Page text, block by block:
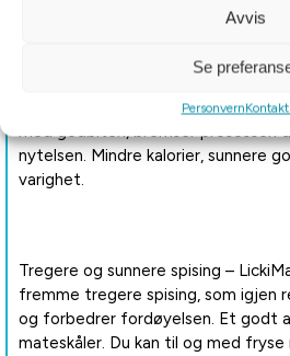
Avvis
Se
PersonvernKontakt
Server sunnere – LickiMat lar deg
organiske og sunne
med LickiMat er at å utfordre
godbiten ut av den mønstrede
med godbiten, bremser prosessen
nytelsen. Mindre kalorier, sunnere
varighet.
Tregere og sunnere spising –
fremme tregere spising, som igjen
og forbedrer fordøyelsen. Et godt
mateskåler. Du kan til og med